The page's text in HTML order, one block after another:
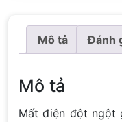
Mô tả Đánh
Mô tả
Mất điện đột ngột